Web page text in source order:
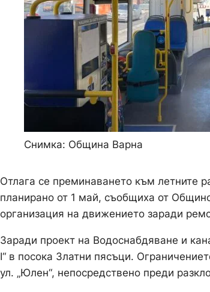
Снимка: Община Варна
Отлага се преминаването към летните
планирано от 1 май, съобщиха от
организация на движението заради
Заради проект на Водоснабдяване и
I“ в посока Златни пясъци.
ул. „Юлен“, непосредствено преди